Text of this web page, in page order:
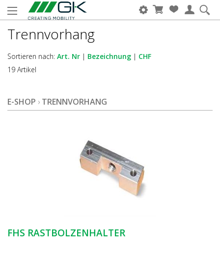
Trennvorhang
Sortieren nach: Art. Nr | Bezeichnung | CHF
19 Artikel
E-SHOP › TRENNVORHANG
FHS RASTBOLZENHALTER